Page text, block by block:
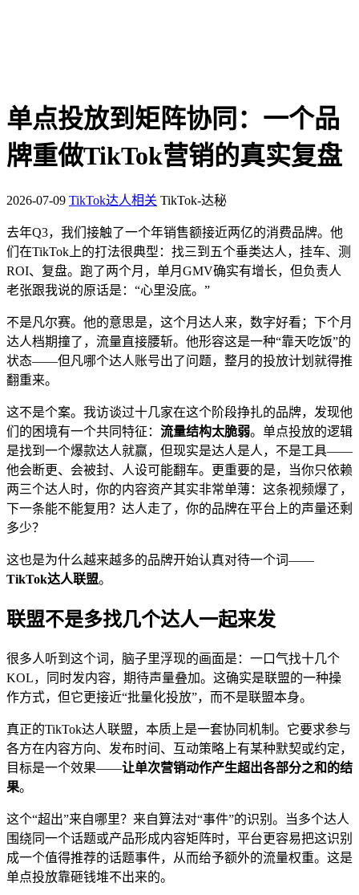
单点投放到矩阵协同：一个品
牌重做TikTok营销的真实复盘
2026-07-09 TikTok达人相关 TikTok-达秘
去年Q3，我们接触了一个年销售额接近两亿的消费品牌。他
们在TikTok上的打法很典型：找三到五个垂类达人，挂车、测
ROI、复盘。跑了两个月，单月GMV确实有增长，但负责人
老张跟我说的原话是：“心里没底。”
不是凡尔赛。他的意思是，这个月达人来，数字好看；下个月
达人档期撞了，流量直接腰斩。他形容这是一种“靠天吃饭”的
状态——但凡哪个达人账号出了问题，整月的投放计划就得推
翻重来。
这不是个案。我访谈过十几家在这个阶段挣扎的品牌，发现他
们的困境有一个共同特征： 流量结构太脆弱。单点投放的逻辑
是找到一个爆款达人就赢，但现实是达人是人，不是工具——
他会断更、会被封、人设可能翻车。更重要的是，当你只依赖
两三个达人时，你的内容资产其实非常单薄：这条视频爆了，
下一条能不能复用？达人走了，你的品牌在平台上的声量还剩
多少？
这也是为什么越来越多的品牌开始认真对待一个词——
TikTok达人联盟。
联盟不是多找几个达人一起来发
很多人听到这个词，脑子里浮现的画面是：一口气找十几个
KOL，同时发内容，期待声量叠加。这确实是联盟的一种操
作方式，但它更接近“批量化投放”，而不是联盟本身。
真正的TikTok达人联盟，本质上是一套协同机制。它要求参与
各方在内容方向、发布时间、互动策略上有某种默契或约定，
目标是一个效果——让单次营销动作产生超出各部分之和的结
果。
这个“超出”来自哪里？来自算法对“事件”的识别。当多个达人
围绕同一个话题或产品形成内容矩阵时，平台更容易把这识别
成一个值得推荐的话题事件，从而给予额外的流量权重。这是
单点投放靠砸钱堆不出来的。